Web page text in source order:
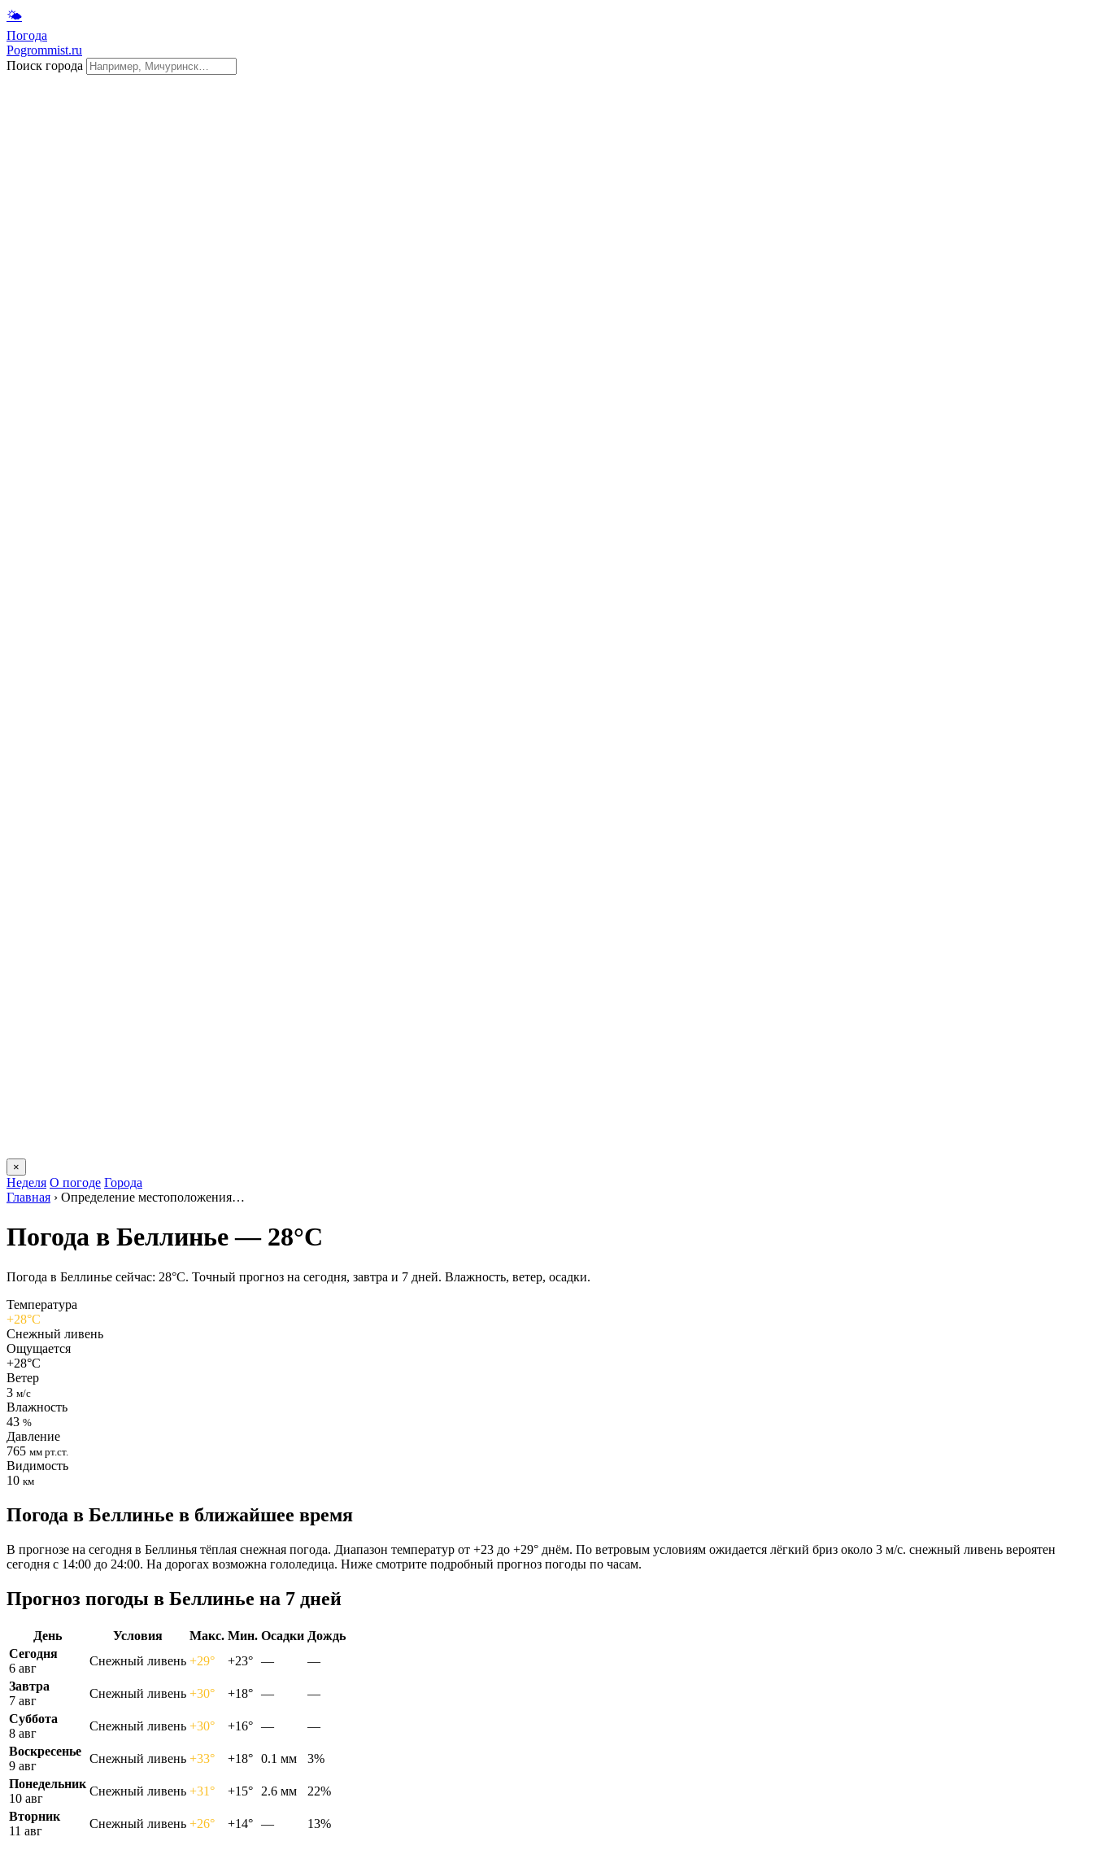
🌤
Погода
Pogrommist.ru
Поиск города
×
Неделя О погоде Города
Главная › Определение местоположения…
Погода в Беллинье — 28°C
Погода в Беллинье сейчас: 28°C. Точный прогноз на сегодня, завтра и 7 дней. Влажность, ветер, осадки.
Температура
+28°C
Снежный ливень
Ощущается
+28°C
Ветер
3 м/с
Влажность
43 %
Давление
765 мм рт.ст.
Видимость
10 км
Погода в Беллинье в ближайшее время
В прогнозе на сегодня в Беллинья тёплая снежная погода. Диапазон температур от +23 до +29° днём. По ветровым условиям ожидается лёгкий бриз около 3 м/с. снежный ливень вероятен
сегодня с 14:00 до 24:00. На дорогах возможна гололедица. Ниже смотрите подробный прогноз погоды по часам.
Прогноз погоды в Беллинье на 7 дней
День Условия Макс. Мин. Осадки Дождь
Сегодня
6 авг
Снежный ливень +29° +23° —
—
Завтра
7 авг
Снежный ливень +30° +18° —
—
Суббота
8 авг
Снежный ливень +30° +16° —
—
Воскресенье
9 авг
Снежный ливень +33° +18° 0.1 мм
3%
Понедельник
10 авг
Снежный ливень +31° +15° 2.6 мм
22%
Вторник
11 авг
Снежный ливень +26° +14° — 13%